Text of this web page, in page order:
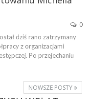
0
dziś rano zatrzymany
z organizacjami
Po przejechaniu
NOWSZE POSTY